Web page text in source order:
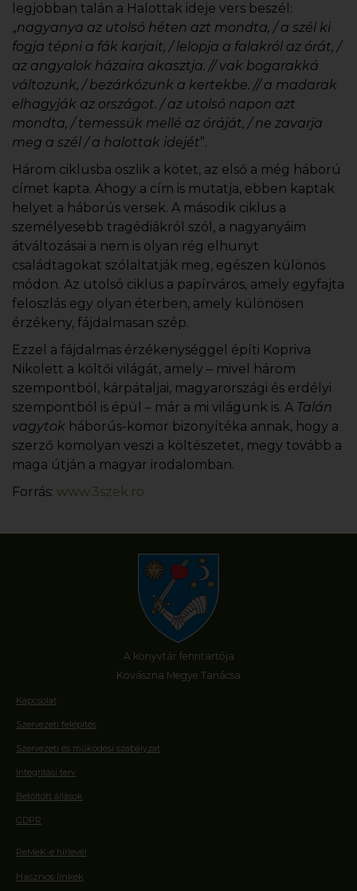
legjobban talán a Halottak ideje vers beszél:
„nagyanya az utolsó héten azt mondta, / a szél ki
fogja tépni a fák karjait, / lelopja a falakról az órát, /
az angyalok házaira akasztja. // vak bogarakká
változunk, / bezárkózunk a kertekbe. // a madarak
elhagyják az országot. / az utolsó napon azt
mondta, / temessük mellé az óráját, / ne zavarja
meg a szél / a halottak idejét”.
Három ciklusba oszlik a kötet, az első a még háború
címet kapta. Ahogy a cím is mutatja, ebben kaptak
helyet a háborús versek. A második ciklus a
személyesebb tragédiákról szól, a nagy­anyáim
átváltozásai a nem is olyan rég elhunyt
családtagokat szólaltatják meg, egészen különös
módon. Az utolsó ciklus a papírváros, amely egyfajta
feloszlás egy olyan éterben, amely különösen
érzékeny, fájdalmasan szép.
Ezzel a fájdalmas érzékenységgel építi Kopriva
Nikolett a költői világát, amely – mivel három
szempontból, kárpátaljai, magyarországi és erdélyi
szempontból is épül – már a mi világunk is. A Talán
vagytok háborús-komor bizonyítéka annak, hogy a
szerző komolyan veszi a költészetet, megy tovább a
maga útján a magyar irodalomban.
Forrás: www.3szek.ro
A könyvtár fenntartója
Kovászna Megye Tanácsa
Kapcsolat
Szervezeti felépítés
Szervezeti és működési szabályzat
Integritási terv
Betöltött állások
GDPR
ReMeK-e hírlevél
Hasznos linkek